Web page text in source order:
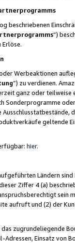
beschriebenen
“)
Werbeaktionen
”) zu verdienen.
ganz oder
Sonderprogramme
geltende
hier.
Ländern
Ziffer 4 (a)
sein
aufruft und (2) der
zugrundeliegende
Einsatz von